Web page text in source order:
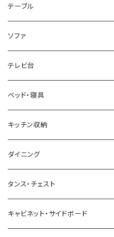
ホテルライク風インテリア
韓国インテリア
和風/和モダン
ミッドセンチュリー
西海岸風
カフェ風
ヴィンテージ
北欧風・ノルディック
パソコンデスク・ワークデスク
学習机・勉強机
収納付きデスク
折りたたみデスク
サイズ
幅100cm以下
幅101～120cm
デスクワゴン
テーブル
サイズ
幅100cm以下
幅101～120cm
ローテーブル・リビングテーブル
サイドテーブル・ナイトテーブル
カウンターテーブル
こたつ・こたつテーブル
こたつテーブル+布団掛敷セット
こたつテーブル+掛け布団
ネストテーブル
折りたたみテーブル
ソファ
サイズ
幅90cm以下
幅91～120cm
1人掛けソファ
2人掛けソファ
3人掛けソファ
4人掛け以上のソファ
ソファベッド
テレビ台
サイズ
幅90cm以下
幅91～120cm
ロータイプテレビ台・ローボード
ミドルタイプテレビ台
コーナーテレビ台
ハイタイプテレビ台・壁面収納
ベッド・寝具
サイズ
セミシングルショート
シングルベッド
ベッドフレーム
マット付きベッド
収納付きベッド
キッチン収納
食器棚
キッチンカウンター
キッチンワゴン
ダイニング
ダイニングテーブル
ダイニングテーブルセット
タンス・チェスト
サイドチェスト
キャビネット・サイドボード